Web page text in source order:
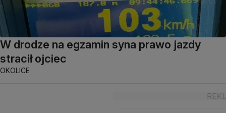
W drodze na egzamin syna prawo jazdy
stracił ojciec
OKOLICE